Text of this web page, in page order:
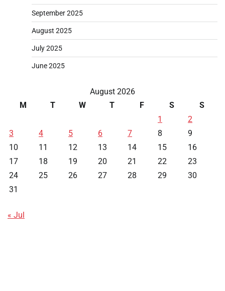
September 2025
August 2025
July 2025
June 2025
August 2026
M
T W T F S
S
1
2
3
4 5 6 7 8
9
10
11 12 13 14 15
16
17
18 19 20 21 22
23
24
25 26 27 28 29
30
31
« Jul